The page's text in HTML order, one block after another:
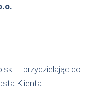
– przydzielając do
Klienta.